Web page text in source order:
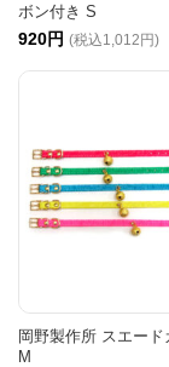
ボン付き S
920円 (税込1,012円)
岡野製作所 スエー
M